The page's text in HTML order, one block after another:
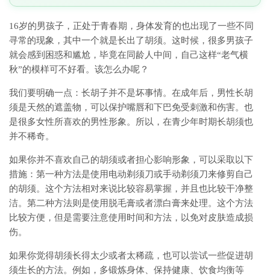
16岁的男孩子，正处于青春期，身体发育的也出现了一些不同
寻常的现象，其中一个就是长出了胡须。这时候，很多男孩子
就会感到困惑和尴尬，毕竟在同龄人中间，自己这样“老气横
秋”的模样可不好看。该怎么办呢？
我们要明确一点：长胡子并不是坏事情。在成年后，男性长胡
须是天然的遮盖物，可以保护嘴唇和下巴免受刺激和伤害。也
是很多女性所喜欢的男性形象。所以，在青少年时期长胡须也
并不稀奇。
如果你并不喜欢自己的胡须或者担心影响形象，可以采取以下
措施：第一种方法是使用电动剃须刀或手动剃须刀来修剪自己
的胡须。这个方法相对来说比较容易掌握，并且也比较干净整
洁。第二种方法则是使用脱毛膏或者漂白膏来处理。这个方法
比较方便，但是需要注意使用时间和方法，以免对皮肤造成损
伤。
如果你觉得胡须长得太少或者太稀疏，也可以尝试一些促进胡
须生长的方法。例如，多锻炼身体、保持健康、饮食均衡等